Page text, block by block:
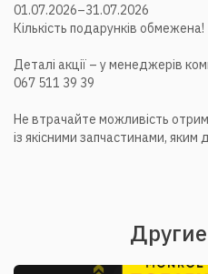
01.07.2026–31.07.2026
Кількість подарунків обмежена!
Деталі акції – у менеджерів
067 511 39 39
Не втрачайте можливість
із якісними запчастинами, яким